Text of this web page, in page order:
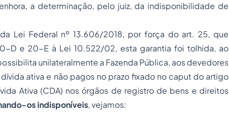
a determinação, pelo juiz, da indisponibilidade de
Lei Federal nº 13.606/2018, por força do art. 25, que
D e 20-E à Lei 10.522/02, esta garantia foi tolhida, ao
unilateralmente a Fazenda Pública, aos devedores
ativa e não pagos no prazo fixado no caput do artigo
Ativa (CDA) nos órgãos de registro de bens e direitos
os indisponíveis, vejamos: